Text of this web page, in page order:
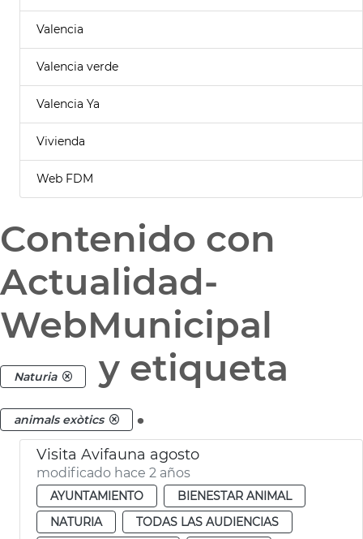
Valencia
Valencia verde
Valencia Ya
Vivienda
Web FDM
Contenido con
Actualidad-
WebMunicipal
Naturia y etiqueta
animals exòtics .
Visita Avifauna agosto
modificado hace 2 años
AYUNTAMIENTO
BIENESTAR ANIMAL
NATURIA
TODAS LAS AUDIENCIAS